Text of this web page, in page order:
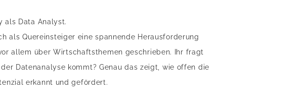
als Data Analyst.
als Quereinsteiger eine spannende Herausforderung
allem über Wirtschaftsthemen geschrieben. Ihr fragt
Datenanalyse kommt? Genau das zeigt, wie offen die
erkannt und gefördert.